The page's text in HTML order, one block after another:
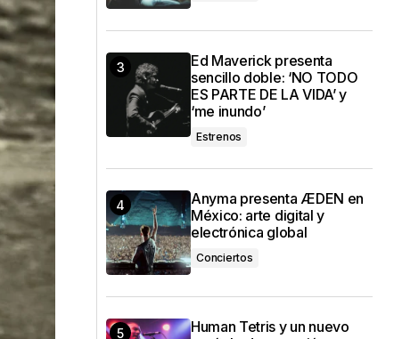
Ed Maverick presenta
sencillo doble: ‘NO TODO
ES PARTE DE LA VIDA’ y
‘me inundo’
Estrenos
Anyma presenta ÆDEN en
México: arte digital y
electrónica global
Conciertos
Human Tetris y un nuevo